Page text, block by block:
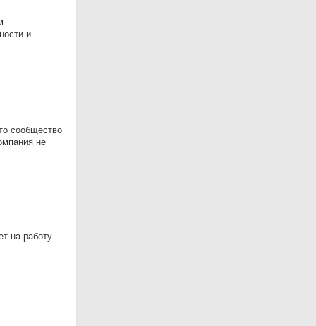
и
сообщество
не
на работу